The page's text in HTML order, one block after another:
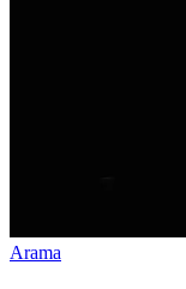
Arama